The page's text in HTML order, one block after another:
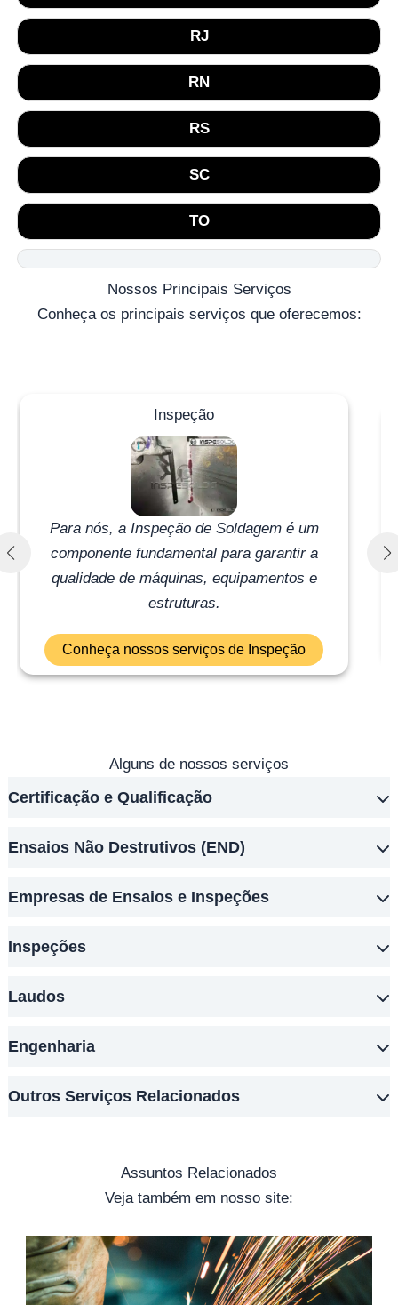
RJ
RN
RS
SC
TO
Nossos Principais Serviços
Conheça os principais serviços que oferecemos:
Inspeção
Para nós, a Inspeção de Soldagem é um
componente fundamental para garantir a
qualidade de máquinas, equipamentos e
estruturas.
Conheça nossos serviços de Inspeção
Alguns de nossos serviços
Certificação e Qualificação
Ensaios Não Destrutivos (END)
Empresas de Ensaios e Inspeções
Inspeções
Laudos
Engenharia
Outros Serviços Relacionados
Assuntos Relacionados
Veja também em nosso site: